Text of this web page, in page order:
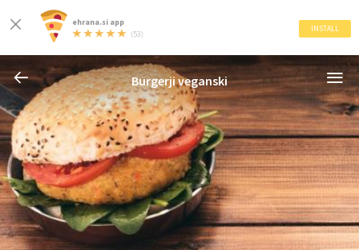
ehrana.si app
(53)
INSTALL
Burgerji veganski